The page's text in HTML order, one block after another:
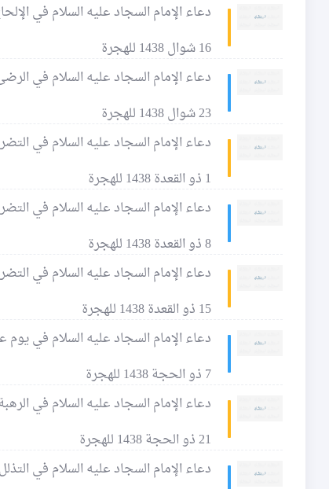
دعاء الإمام السجاد عليه السلام في
16 شوال 1438 للهجرة
دعاء الإمام السجاد عليه السلام في
23 شوال 1438 للهجرة
دعاء الإمام السجاد عليه السلام في
1 ذو القعدة 1438 للهجرة
دعاء الإمام السجاد عليه السلام في
8 ذو القعدة 1438 للهجرة
دعاء الإمام السجاد عليه السلام في
15 ذو القعدة 1438 للهجرة
دعاء الإمام السجاد عليه السلام في يوم
7 ذو الحجة 1438 للهجرة
دعاء الإمام السجاد عليه السلام في
21 ذو الحجة 1438 للهجرة
دعاء الإمام السجاد عليه السلام في